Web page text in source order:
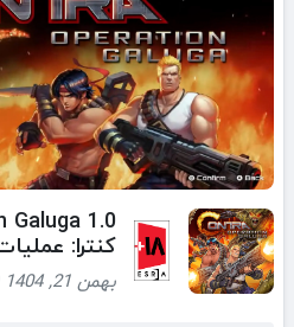
Galuga 1.0
کنترا:
بهمن 21, 1404 (6 ماه قبل)